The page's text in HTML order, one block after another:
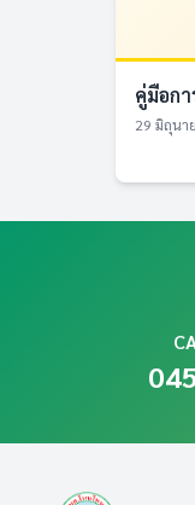
คู่มือก
29 มิถุนา